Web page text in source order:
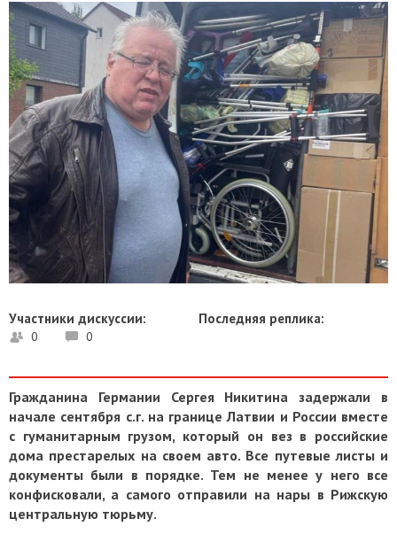
Участники дискуссии:
0 0
Последняя реплика:
Гражданина Германии Сергея Никитина задержали в
начале сентября с.г. на границе Латвии и России вместе
с гуманитарным грузом, который он вез в российские
дома престарелых на своем авто. Все путевые листы и
документы были в порядке. Тем не менее у него все
конфисковали, а самого отправили на нары в Рижскую
центральную тюрьму.